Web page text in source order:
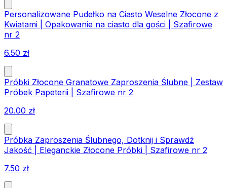
Personalizowane Pudełko na Ciasto Weselne Złocone z
Kwiatami | Opakowanie na ciasto dla gości | Szafirowe
nr 2
6.50 zł
Próbki Złocone Granatowe Zaproszenia Ślubne | Zestaw
Próbek Papeterii | Szafirowe nr 2
20.00 zł
Próbka Zaproszenia Ślubnego, Dotknij i Sprawdź
Jakość | Eleganckie Złocone Próbki | Szafirowe nr 2
7.50 zł